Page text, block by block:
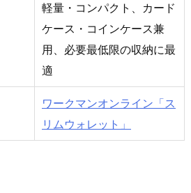
軽量・コンパクト、カード
ケース・コインケース兼
用、必要最低限の収納に最
適
ワークマンオンライン「ス
リムウォレット」